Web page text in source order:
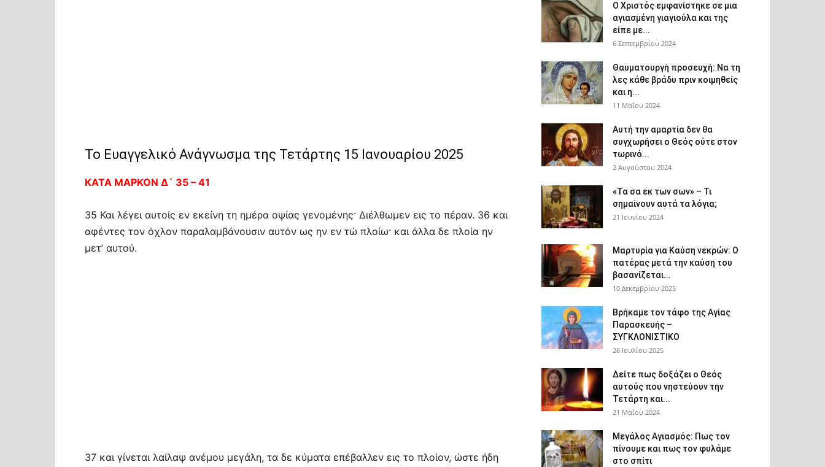
Το Ευαγγελικό Ανάγνωσμα της Τετάρτης 15 Ιανουαρίου 2025
ΚΑΤΑ ΜΑΡΚΟΝ Δ´ 35 – 41
35 Και λέγει αυτοίς εν εκείνη τη ημέρα οψίας γενομένης· Διέλθωμεν εις το πέραν. 36 και
αφέντες τον όχλον παραλαμβάνουσιν αυτόν ως ην εν τώ πλοίω· και άλλα δε πλοία ην
μετ’ αυτού.
37 και γίνεται λαίλαψ ανέμου μεγάλη, τα δε κύματα επέβαλλεν εις το πλοίον, ώστε ήδη
Ο Χριστός εμφανίστηκε σε μια
αγιασμένη γιαγιούλα και της
είπε με...
6 Σεπτεμβρίου 2024
Θαυματουργή προσευχή: Να τη
λες κάθε βράδυ πριν κοιμηθείς
και η...
11 Μαΐου 2024
Αυτή την αμαρτία δεν θα
συγχωρήσει ο Θεός ούτε στον
τωρινό...
2 Αυγούστου 2024
«Τα σα εκ των σων» – Τι
σημαίνουν αυτά τα λόγια;
21 Ιουνίου 2024
Μαρτυρία για Καύση νεκρών: Ο
πατέρας μετά την καύση του
βασανίζεται...
10 Δεκεμβρίου 2025
Βρήκαμε τον τάφο της Αγίας
Παρασκευής –
ΣΥΓΚΛΟΝΙΣΤΙΚΟ
26 Ιουλίου 2025
Δείτε πως δοξάζει ο Θεός
αυτούς που νηστεύουν την
Τετάρτη και...
21 Μαΐου 2024
Μεγάλος Αγιασμός: Πως τον
πίνουμε και πως τον φυλάμε
στο σπίτι